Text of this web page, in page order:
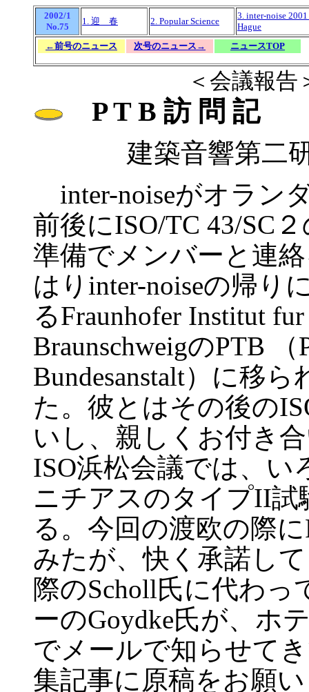
2002/1
No.75
1. 迎 春 2. Popular Science
3. inter-noise
Hague
←前号のニュース
次号のニュース→ ニュースTOP
＜会議報告＞inter-
P T B 訪 問 記
建築音響第
inter-noiseがオラン
前後にISO/TC 43/SC
準備でメンバーと連
はりinter-noiseの帰り
るFraunhofer Institut
BraunschweigのPTB （
Bundesanstalt）に移
た。彼とはその後の
いし、親しくお付き
ISO浜松会議では、
ニチアスのタイプII試
る。今回の渡欧の際
みたが、快く承諾し
際のScholl氏に代わっ
ーのGoydke氏が、ホ
でメールで知らせて
集記事に原稿をお願